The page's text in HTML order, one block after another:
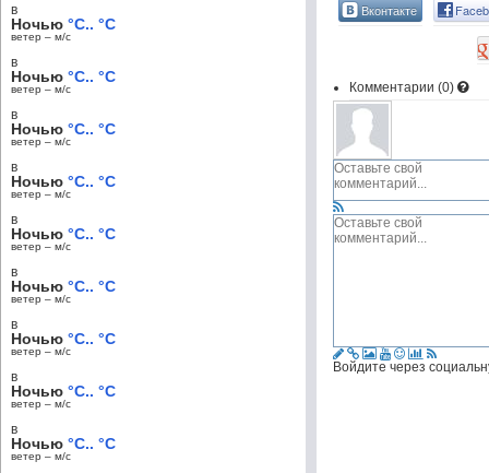
Вконтакте
Комментарии (0)
Войдите через
в
Ночью °C.. °C
ветер – м/c
в
Ночью °C.. °C
ветер – м/c
в
Ночью °C.. °C
ветер – м/c
в
Ночью °C.. °C
ветер – м/c
в
Ночью °C.. °C
ветер – м/c
в
Ночью °C.. °C
ветер – м/c
в
Ночью °C.. °C
ветер – м/c
в
Ночью °C.. °C
ветер – м/c
в
Ночью °C.. °C
ветер – м/c